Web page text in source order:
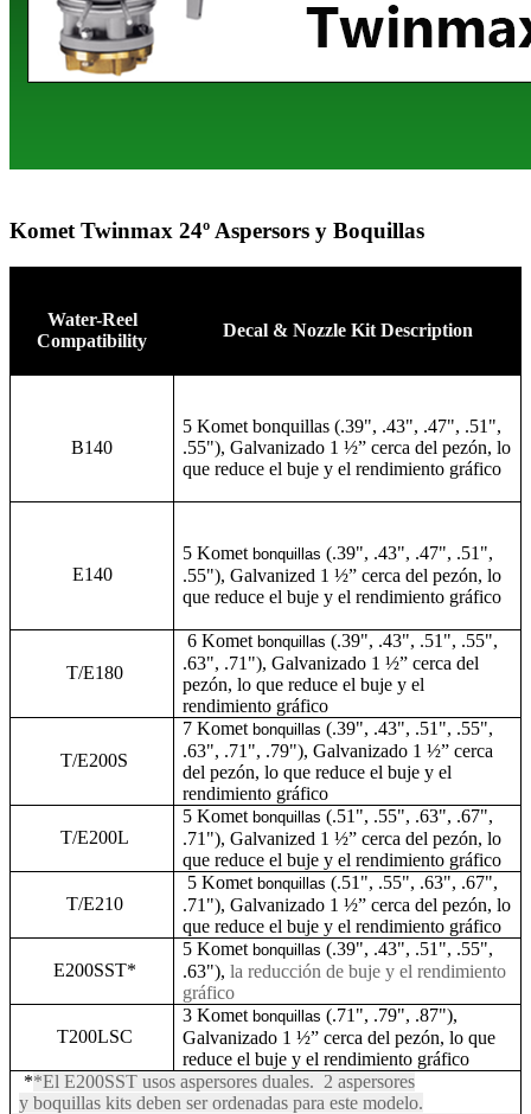
Komet Twinmax 24º Aspersors y Boquillas
Water-Reel
Compatibility
Decal & Nozzle Kit Description
B140
5 Komet bonquillas (.39", .43", .47", .51",
.55"), Galvanizado 1 ½” cerca del pezón, lo
que reduce el buje y el rendimiento gráfico
E140
5 Kometbonquillas (.39", .43", .47", .51",
.55"), Galvanized 1 ½” cerca del pezón, lo
que reduce el buje y el rendimiento gráfico
T/E180
6 Kometbonquillas (.39", .43", .51", .55",
.63", .71"), Galvanizado 1 ½” cerca del
pezón, lo que reduce el buje y el
rendimiento gráfico
T/E200S
7 Kometbonquillas (.39", .43", .51", .55",
.63", .71", .79"), Galvanizado 1 ½” cerca
del pezón, lo que reduce el buje y el
rendimiento gráfico
T/E200L
5 Kometbonquillas (.51", .55", .63", .67",
.71"), Galvanized 1 ½” cerca del pezón, lo
que reduce el buje y el rendimiento gráfico
T/E210
5 Kometbonquillas (.51", .55", .63", .67",
.71"), Galvanizado 1 ½” cerca del pezón, lo
que reduce el buje y el rendimiento gráfico
E200SST*
5 Kometbonquillas (.39", .43", .51", .55",
.63"),la reducción de buje y el rendimiento
gráfico
T200LSC
3 Kometbonquillas (.71", .79", .87"),
Galvanizado 1 ½” cerca del pezón, lo que
reduce el buje y el rendimiento gráfico
**El E200SST usos aspersores duales. 2 aspersores
yboquillaskits deben ser ordenadas para este modelo.